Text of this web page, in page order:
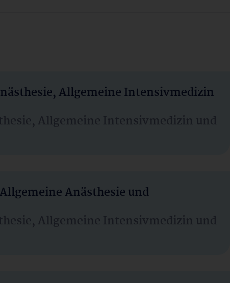
Allgemeine Intensivmedizin
Allgemeine Intensivmedizin und
Anästhesie und
Allgemeine Intensivmedizin und